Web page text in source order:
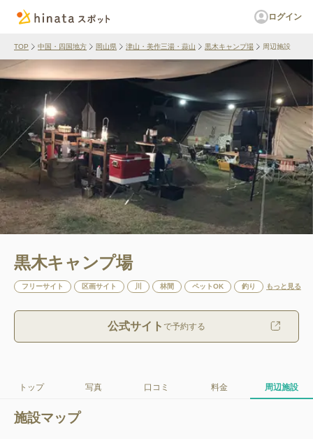
ログイン
TOP 中国・四国地方 岡山県 津山・美作三湯・蒜山 黒木キャンプ場 周辺施設
黒木キャンプ場
フリーサイト 区画サイト 林間 ペットOK 釣り もっと見る
公式サイト で予約する
トップ 写真 口コミ 料金 周辺施設
施設マップ